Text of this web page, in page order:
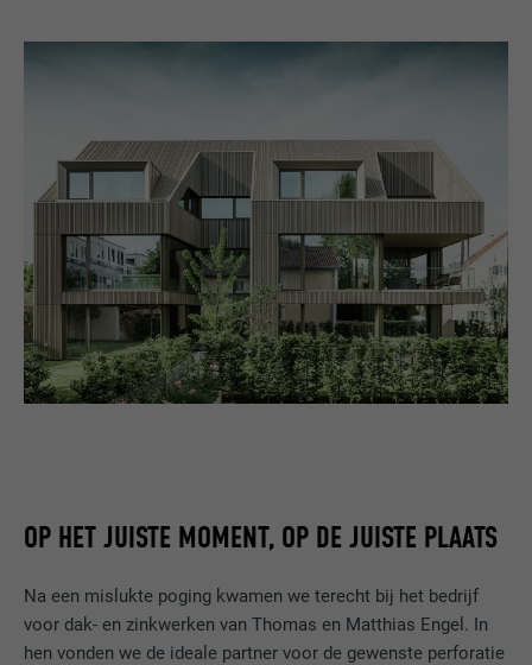
OP HET JUISTE MOMENT, OP DE JUISTE PLAATS
Na een mislukte poging kwamen we terecht bij het bedrijf
voor dak- en zinkwerken van Thomas en Matthias Engel. In
hen vonden we de ideale partner voor de gewenste perforatie